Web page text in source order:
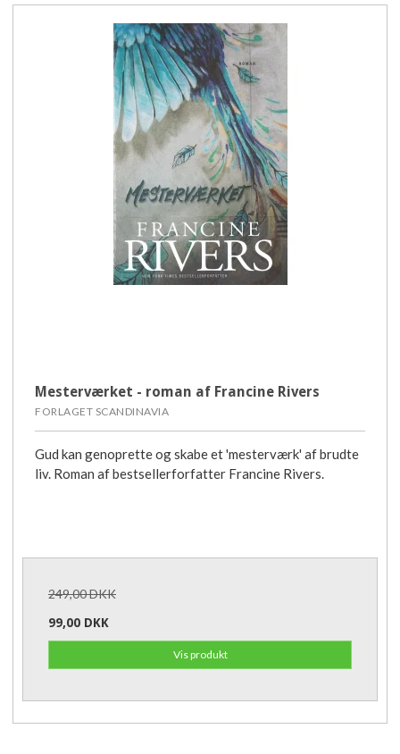
Mesterværket - roman af Francine Rivers
FORLAGET SCANDINAVIA
Gud kan genoprette og skabe et 'mesterværk' af brudte
liv. Roman af bestsellerforfatter Francine Rivers.
249,00 DKK
99,00 DKK
Vis produkt